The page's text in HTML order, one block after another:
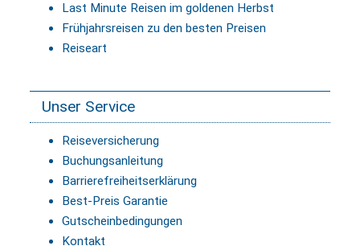
Last Minute Reisen im goldenen Herbst
Frühjahrsreisen zu den besten Preisen
Reiseart
Unser Service
Reiseversicherung
Buchungsanleitung
Barrierefreiheitserklärung
Best-Preis Garantie
Gutscheinbedingungen
Kontakt